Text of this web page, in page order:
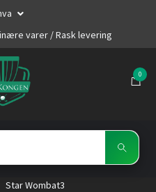
varer / Rask levering
0
Star Wombat3